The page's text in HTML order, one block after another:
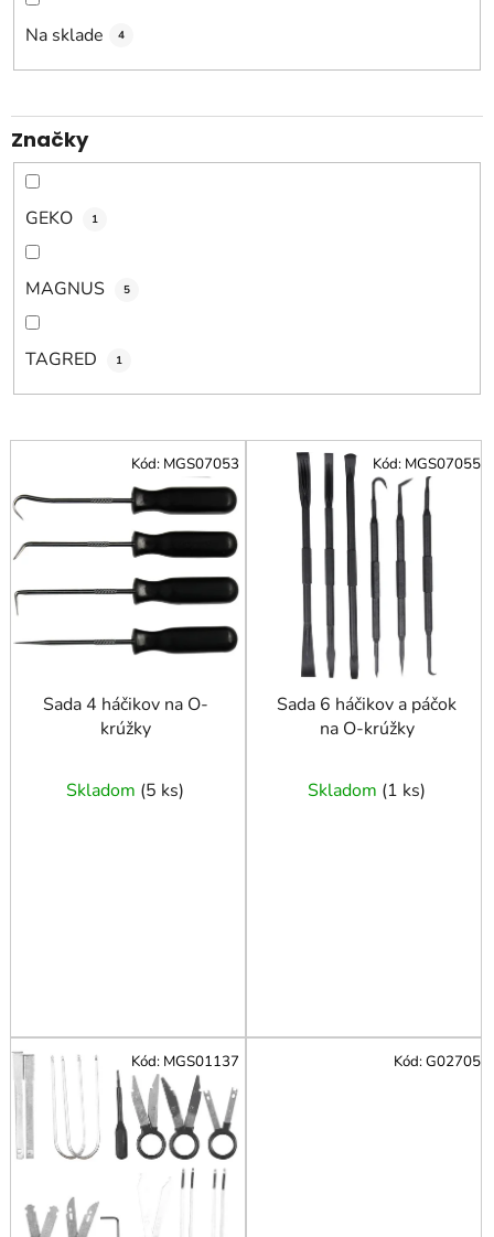
o
d
k
t
o
Na sklade 4
Značky
GEKO 1
MAGNUS 5
TAGRED 1
V
p
s
p
r
o
Sada 4 háčikov na O-
krúžky
Skladom (5 ks)
Kód: MGS07053
Sada 6 háčikov a páčok
na O-krúžky
Skladom (1 ks)
Kód: MGS07055
Kód: MGS01137 Kód:G02705